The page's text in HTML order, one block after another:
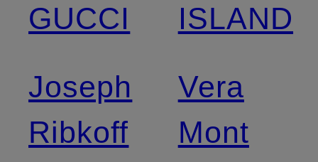
GUCCI
Joseph
Ribkoff
ISLAND
Vera
Mont